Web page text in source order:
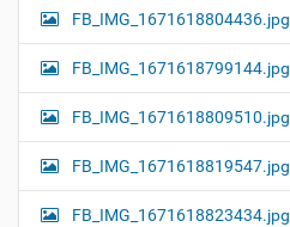
FB_IMG_1671618804436.jpg
FB_IMG_1671618799144.jpg
FB_IMG_1671618809510.jpg
FB_IMG_1671618819547.jpg
FB_IMG_1671618823434.jpg